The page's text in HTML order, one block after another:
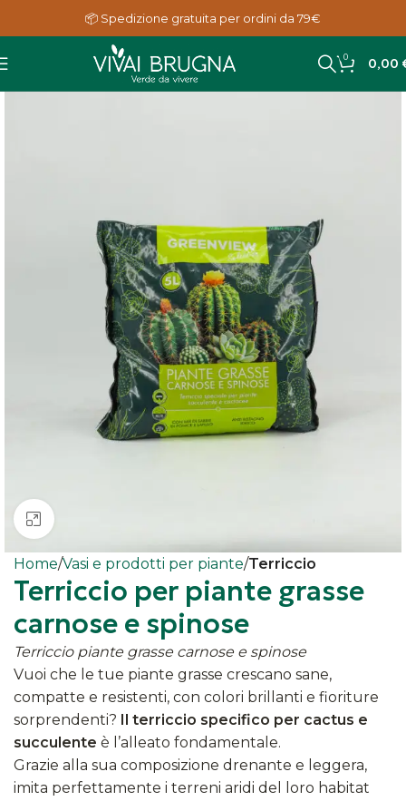
📦 Spedizione gratuita per ordini da 79€
0 0,00
Clicca per ingrandire
Home Vasi e prodotti per piante Terriccio
Terriccio per piante grasse
carnose e spinose
Terriccio piante grasse carnose e spinose
Vuoi che le tue piante grasse crescano sane,
compatte e resistenti, con colori brillanti e fioriture
sorprendenti?
Il terriccio specifico per cactus e
succulente è l’alleato fondamentale.
Grazie alla sua composizione drenante e leggera,
imita perfettamente i terreni aridi del loro habitat